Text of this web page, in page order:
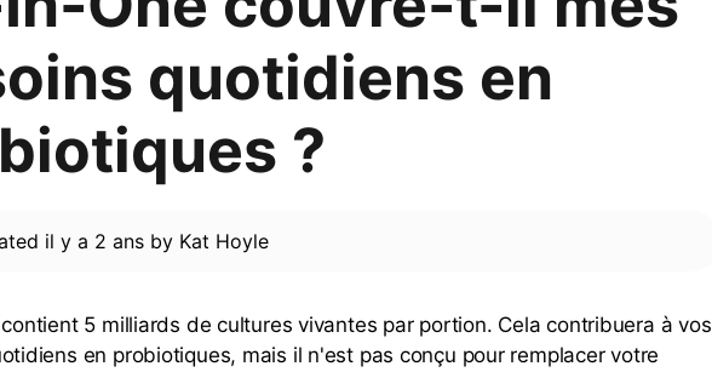
quotidiens en
?
il y a 2 ans by Kat Hoyle
5 milliards de cultures vivantes par portion. Cela contribuera à vos
en probiotiques, mais il n'est pas conçu pour remplacer votre